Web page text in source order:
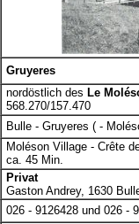
Gruyeres
nordöstlich des Le
568.270/157.470
Bulle - Gruyeres ( -
Moléson Village - Crête
ca. 45 Min.
Privat
Gaston Andrey, 1630
026 - 9126428 und 026 -